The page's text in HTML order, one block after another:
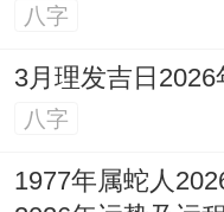
八字
3月理发吉日2026
八字
1977年属蛇人